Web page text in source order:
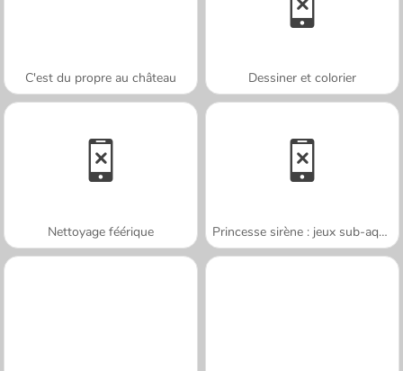
C'est du propre au château Dessiner et colorier
Nettoyage féérique Princesse sirène : jeux sub-aquatiques